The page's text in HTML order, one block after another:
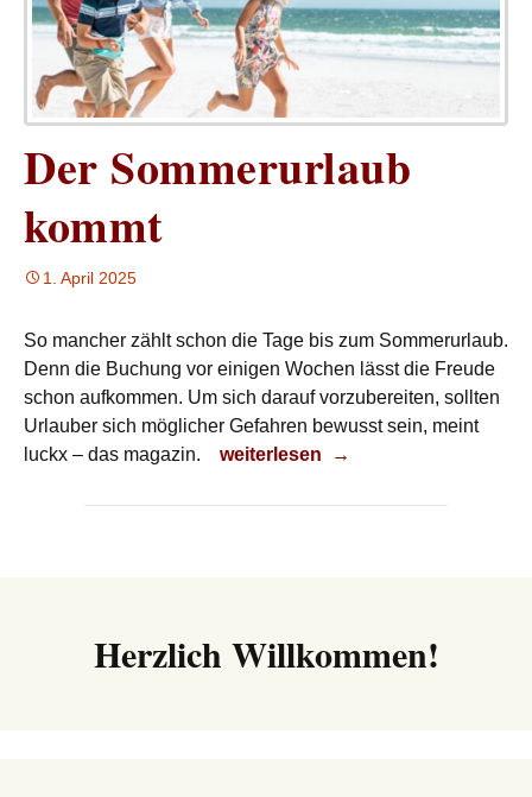
Der Sommerurlaub
kommt
1. April 2025
So mancher zählt schon die Tage bis zum Sommerurlaub.
Denn die Buchung vor einigen Wochen lässt die Freude
schon aufkommen. Um sich darauf vorzubereiten, sollten
Urlauber sich möglicher Gefahren bewusst sein, meint
luckx – das magazin.
Der Sommerurlaub kommt
weiterlesen →
Herzlich Willkommen!